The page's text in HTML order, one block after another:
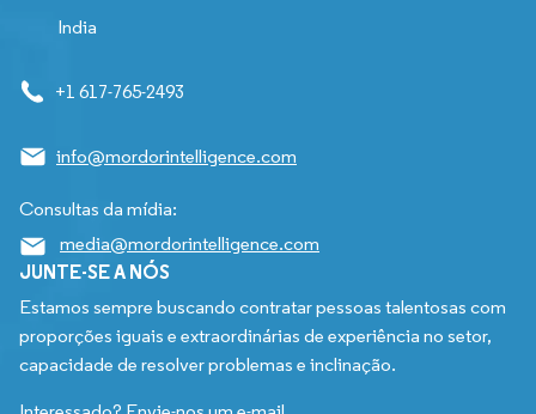
India
+1 617-765-2493
info@mordorintelligence.com
Consultas da mídia:
media@mordorintelligence.com
JUNTE-SE A NÓS
Estamos sempre buscando contratar pessoas talentosas com
proporções iguais e extraordinárias de experiência no setor,
capacidade de resolver problemas e inclinação.